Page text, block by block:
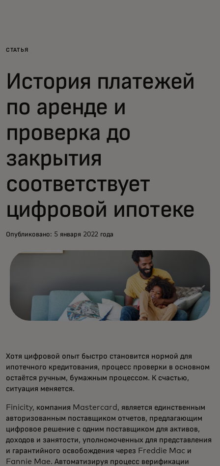
Для бизнеса
Для всего мира
Для новаторов
Новости и тренды
СТАТЬЯ
История платежей
по аренде и
проверка до
закрытия
соответствует
цифровой ипотеке
Опубликовано: 5 января 2022 года
Хотя цифровой опыт быстро становится нормой для
ипотечного кредитования, процесс проверки в основном
остаётся ручным, бумажным процессом. К счастью,
ситуация меняется.
Finicity, компания Mastercard, является единственным
авторизованным поставщиком отчетов, предлагающим
цифровое решение с одним поставщиком для активов,
доходов и занятости, уполномоченных для представления
и гарантийного освобождения через Freddie Mac и
Fannie Mae. Автоматизируя процесс верификации